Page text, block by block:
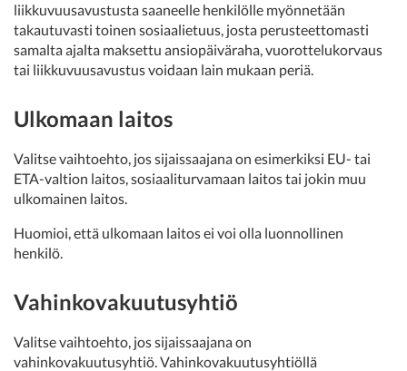
liikkuvuusavustusta saaneelle henkilölle myönnetään
takautuvasti toinen sosiaalietuus, josta perusteettomasti
samalta ajalta maksettu ansiopäiväraha, vuorottelukorvaus
tai liikkuvuusavustus voidaan lain mukaan periä.
Ulkomaan laitos
Valitse vaihtoehto, jos sijaissaajana on esimerkiksi EU- tai
ETA-valtion laitos, sosiaaliturvamaan laitos tai jokin muu
ulkomainen laitos.
Huomioi, että ulkomaan laitos ei voi olla luonnollinen
henkilö.
Vahinkovakuutusyhtiö
Valitse vaihtoehto, jos sijaissaajana on
vahinkovakuutusyhtiö. Vahinkovakuutusyhtiöllä